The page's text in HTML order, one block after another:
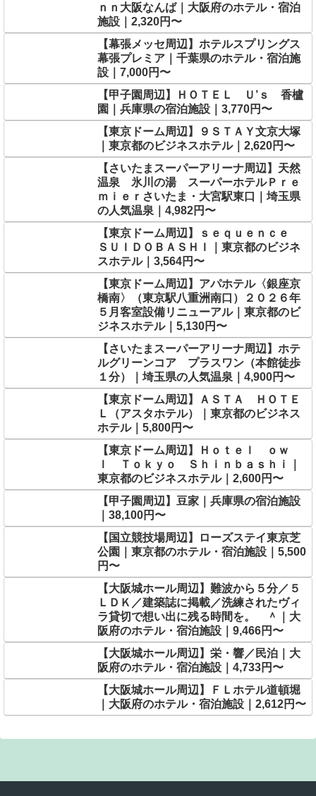
ｎｎ大阪なんば｜大阪府のホテル・宿泊
施設｜2,320円〜
【幕張メッセ周辺】ホテルスプリングス
幕張プレミア｜千葉県のホテル・宿泊施
設｜7,000円〜
【甲子園周辺】ＨＯＴＥＬ Ｕ’ｓ 香櫨
園｜兵庫県の宿泊施設｜3,770円〜
【東京ドーム周辺】９ＳＴＡＹ文京大塚
｜東京都のビジネスホテル｜2,620円〜
【さいたまスーパーアリーナ周辺】天然
温泉 氷川の湯 スーパーホテルＰｒｅ
ｍｉｅｒさいたま・大宮駅東口｜埼玉県
の人気温泉｜4,982円〜
【東京ドーム周辺】ｓｅｑｕｅｎｃｅ
ＳＵＩＤＯＢＡＳＨＩ｜東京都のビジネ
スホテル｜3,564円〜
【東京ドーム周辺】アパホテル〈銀座京
橋南〉（東京駅八重洲南口）２０２６年
５月客室設備リニューアル｜東京都のビ
ジネスホテル｜5,130円〜
【さいたまスーパーアリーナ周辺】ホテ
ルグリーンコア プラスワン（本館徒歩
１分）｜埼玉県の人気温泉｜4,900円〜
【東京ドーム周辺】ＡＳＴＡ ＨＯＴＥ
Ｌ（アスタホテル）｜東京都のビジネス
ホテル｜5,800円〜
【東京ドーム周辺】Ｈｏｔｅｌ ｏｗ
ｌ Ｔｏｋｙｏ Ｓｈｉｎｂａｓｈｉ｜
東京都のビジネスホテル｜2,600円〜
【甲子園周辺】豆家｜兵庫県の宿泊施設
｜38,100円〜
【国立競技場周辺】ローズステイ東京芝
公園｜東京都のホテル・宿泊施設｜5,500
円〜
【大阪城ホール周辺】難波から５分／５
ＬＤＫ／建築誌に掲載／洗練されたヴィ
ラ貸切で想い出に残る時間を。 ＾｜大
阪府のホテル・宿泊施設｜9,466円〜
【大阪城ホール周辺】栄・響／民泊｜大
阪府のホテル・宿泊施設｜4,733円〜
【大阪城ホール周辺】ＦＬホテル道頓堀
｜大阪府のホテル・宿泊施設｜2,612円〜